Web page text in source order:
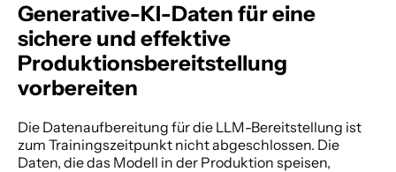
Generative-KI-Daten für eine
sichere und effektive
Produktionsbereitstellung
vorbereiten
Die Datenaufbereitung für die LLM-Bereitstellung ist
zum Trainingszeitpunkt nicht abgeschlossen. Die
Daten, die das Modell in der Produktion speisen,